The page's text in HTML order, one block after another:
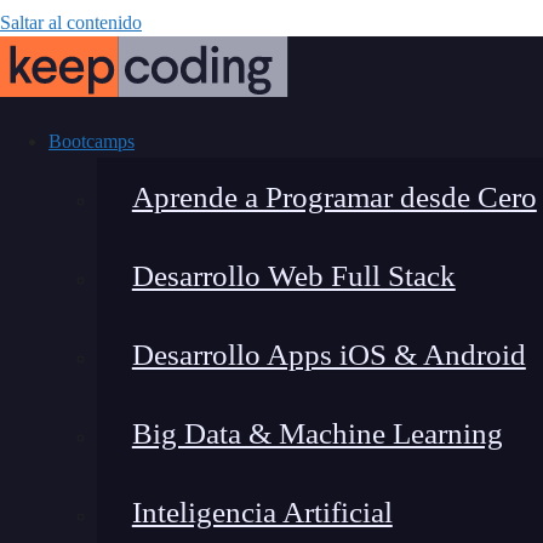
Saltar al contenido
Bootcamps
Aprende a Programar desde Cero
Desarrollo Web Full Stack
Desarrollo Apps iOS & Android
Big Data & Machine Learning
Inteligencia Artificial
Descubre